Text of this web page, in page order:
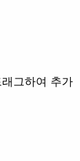
그하여 추가